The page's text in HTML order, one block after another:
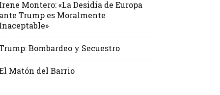
Montero: «La Desidia de Europa
Trump es Moralmente
Bombardeo y Secuestro
Matón del Barrio